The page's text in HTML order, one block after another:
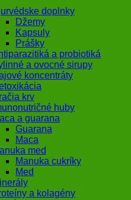
doplnky
Džemy
Kapsuly
Prášky
a probiotiká
a ovocné sirupy
koncentráty
krv
huby
a guarana
Guarana
Maca
med
Manuka cukríky
Med
a kolagény